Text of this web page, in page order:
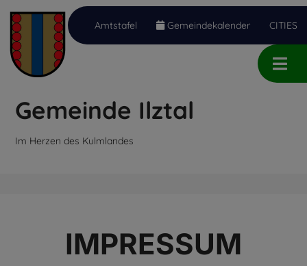
Inhalt
(Accesskey
1)
Hauptmenü
(Accesskey
2)
Quicklinks
(Accesskey
3)
Gemeinde Ilztal
Im Herzen des Kulmlandes
Amtstafel Gemeindekalender CITIES
IMPRESSUM